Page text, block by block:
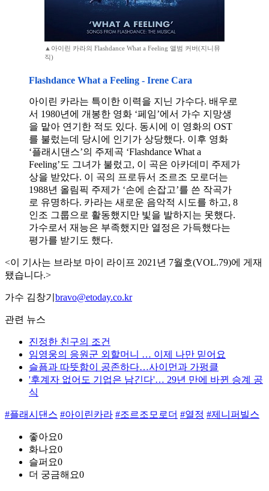
▲아이린 카라의 Flashdance What a Feeling 앨범 커버(지니뮤
직)
Flashdance What a Feeling - Irene Cara
아이린 카라는 특이한 이력을 지닌 가수다. 배우로
서 1980년에 개봉한 영화 ‘페임’에서 가수 지망생
을 맡아 연기한 적도 있다. 동시에 이 영화의 OST
를 불렀는데 당시에 인기가 상당했다. 이후 영화
‘플래시댄스’의 주제곡 ‘Flashdance What a
Feeling’도 그녀가 불렀고, 이 곡은 아카데미 주제가
상을 받았다. 이 곡의 프로듀서 조르조 모로더는
1988년 올림픽 주제가 ‘손에 손잡고’를 쓴 작곡가
로 유명하다. 카라는 새로운 음악적 시도를 하고, 8
인조 그룹으로 활동했지만 빛을 발하지는 못했다.
가수로서 재능은 부족했지만 열정은 가득했다는
평가를 받기도 했다.
<이 기사는 브라보 마이 라이프 2021년 7월호(VOL.79)에 게재
됐습니다.>
가수 김창기 bravo@etoday.co.kr
관련 뉴스
진정한 친구의 조건
임영웅의 응원군 외할머니 … 이제 나만 믿어요
슬픔과 따뜻함이 공존하다…사이먼과 가펑클
'후계자 없어도 기업은 남긴다'… 29년 만에 바뀐 승계 공
식
#플래시댄스 #아이린카라 #조르조모로더 #열정 #제니퍼빌스
좋아요0
화나요0
슬퍼요0
더 궁금해요0